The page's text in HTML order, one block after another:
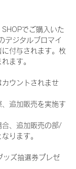
でご購入いた
デジタルブロマイ
に付与されます。枚
ます。
ウントされませ
追加販売を実施す
合、追加販売の部/
ります。
ズ抽選券プレゼ